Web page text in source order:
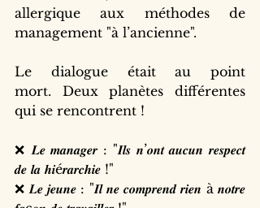
allergique aux méthodes de
management "à l’ancienne".
Le dialogue était au point
mort. Deux planètes différentes
qui se rencontrent !
❌ 𝑳𝒆 𝒎𝒂𝒏𝒂𝒈𝒆𝒓 : "𝑰𝒍𝒔 𝒏’𝒐𝒏𝒕 𝒂𝒖𝒄𝒖𝒏 𝒓𝒆𝒔𝒑𝒆𝒄𝒕
𝒅𝒆 𝒍𝒂 𝒉𝒊é𝒓𝒂𝒓𝒄𝒉𝒊𝒆 !"
❌ 𝑳𝒆 𝒋𝒆𝒖𝒏𝒆 : "𝑰𝒍 𝒏𝒆 𝒄𝒐𝒎𝒑𝒓𝒆𝒏𝒅 𝒓𝒊𝒆𝒏 à 𝒏𝒐𝒕𝒓𝒆